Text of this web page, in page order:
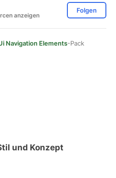
anzeigen
Folgen
Navigation Elements-Pack
und Konzept